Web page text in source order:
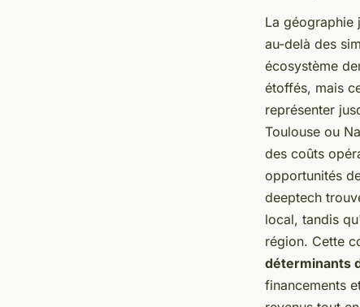
La géographie
au-delà des
écosystème
étoffés, mais
représenter
Toulouse ou
des coûts
opportunités
deeptech
local, tandis
région. Cette
déterminants
financements